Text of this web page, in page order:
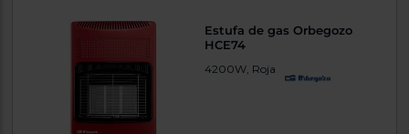
Estufa de gas Orbegozo
HCE74
4200W, Roja